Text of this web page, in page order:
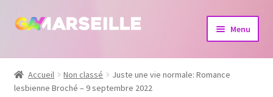
Aller
navigation
Aller
Menu
Boutique
Bijoux
Accueil Non classé
Juste une vie normale: Romance
lesbienne Broché – 9 septembre 2022